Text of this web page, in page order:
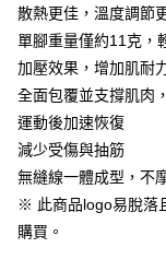
台新國際商業銀行
台灣樂天信用卡公司
元大商業銀行
玉山商業銀行
台灣樂天信用卡公司
聯邦商業銀行
元大商業銀行
玉山商業銀行
台新國際商業銀行
悠遊付
Google Pay
AFTEE先享後付
相關說明
【關於「AFTEE先享後
AFTEE先享後付是「在
便利好安心！
１．簡單：不需註冊會
２．便利：只要手機號
３．安心：先確認商品
ATM付款
運送方式
付款後全家取貨
散熱更佳，溫度調節
單腳重量僅約11克，
加壓效果，增加肌耐
全面包覆並支撐肌肉
運動後加速恢復
減少受傷與抽筋
無縫線一體成型，不
※ 此商品logo易脫落
購買。